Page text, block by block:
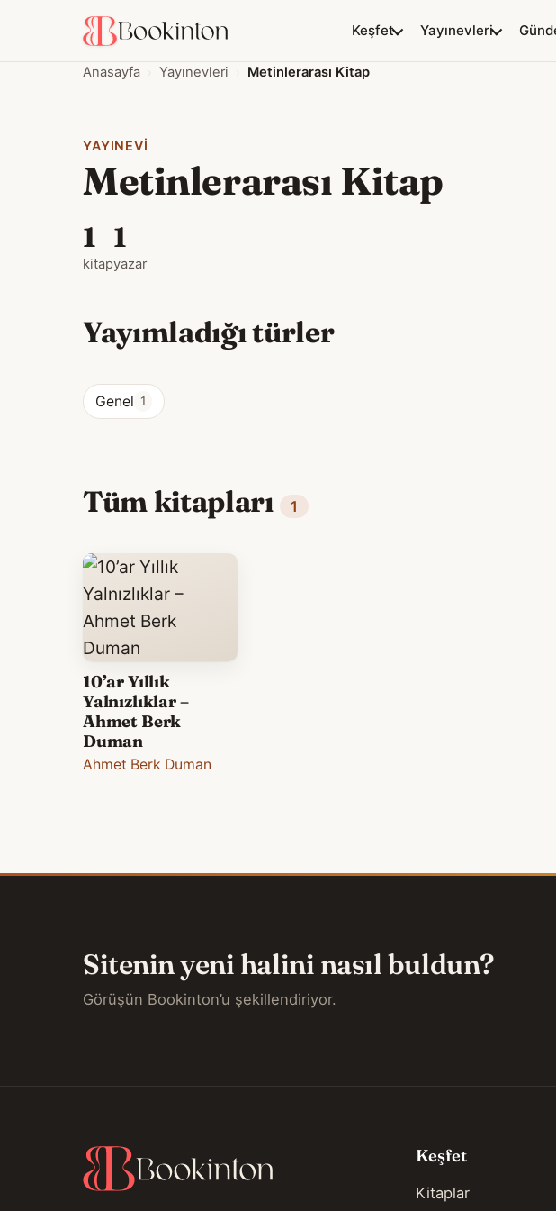
Keşfet Yayınevleri
Anasayfa Yayınevleri Metinlerarası Kitap
YAYINEVI
Metinlerarası Kitap
1
kitap
1
yazar
Yayımladığı türler
Genel 1
Tüm kitapları 1
10’ar Yıllık
Yalnızlıklar –
Ahmet Berk
Duman
Ahmet Berk Duman
Sitenin yeni halini nasıl buldun?
Görüşün Bookinton’u şekillendiriyor.
Keşfet
Kitaplar